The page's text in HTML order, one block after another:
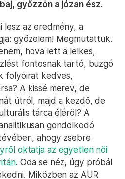
győzzön a józan ész.
lesz az eredmény, a
győzelem! Megmutattuk.
hova lett a lelkes,
fontosnak tartó, buzgó
folyóirat kedves,
A kissé merev, de
útról, majd a kezdő, de
tárca éléről? A
gondolkodó
ahogy zsebre
oktatja az egyetlen női
. Oda se néz, úgy próbál
Miközben az AUR